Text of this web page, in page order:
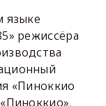
языке
режиссёра
«Пиноккио